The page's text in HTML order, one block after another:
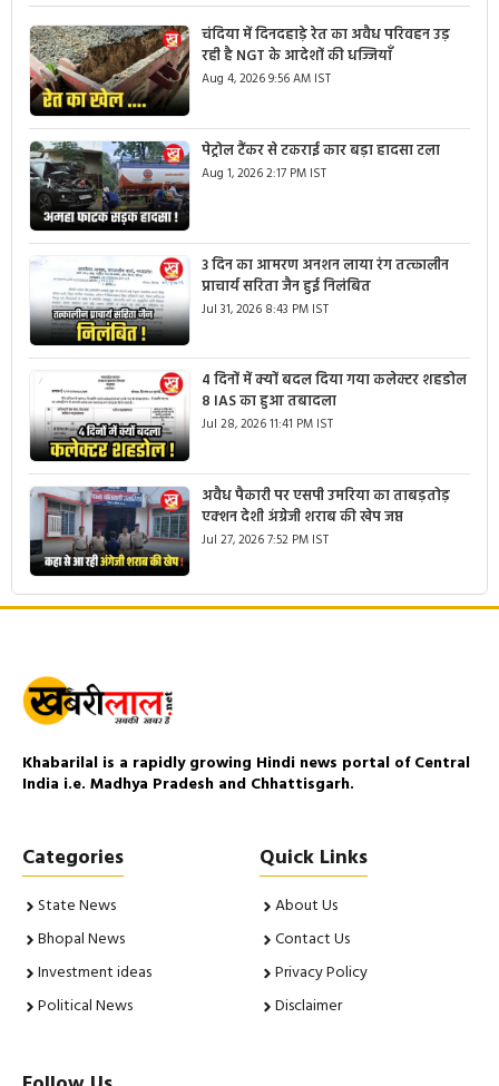
चंदिया में दिनदहाड़े रेत का अवैध परिवहन उड़
रही है NGT के आदेशों की धज्जियाँ
Aug 4, 2026 9:56 AM IST
पेट्रोल टैंकर से टकराई कार बड़ा हादसा टला
Aug 1, 2026 2:17 PM IST
3 दिन का आमरण अनशन लाया रंग तत्कालीन
प्राचार्य सरिता जैन हुई निलंबित
Jul 31, 2026 8:43 PM IST
4 दिनों में क्यों बदल दिया गया कलेक्टर शहडोल
8 IAS का हुआ तबादला
Jul 28, 2026 11:41 PM IST
अवैध पैकारी पर एसपी उमरिया का ताबड़तोड़
एक्शन देशी अंग्रेजी शराब की खेप जप्त
Jul 27, 2026 7:52 PM IST
Khabarilal is a rapidly growing Hindi news portal of Central
India i.e. Madhya Pradesh and Chhattisgarh.
Categories
State News
Bhopal News
Investment ideas
Political News
Quick Links
About Us
Contact Us
Privacy Policy
Disclaimer